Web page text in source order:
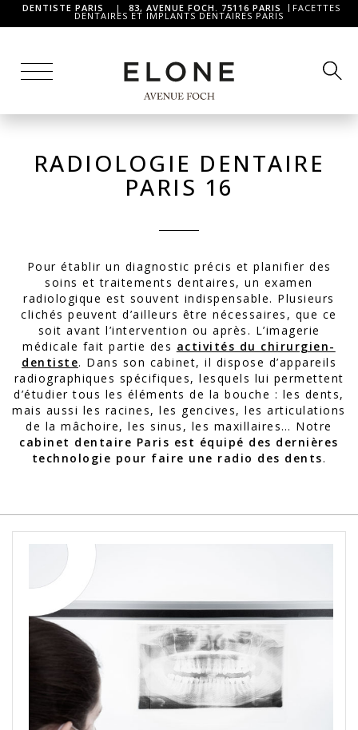
DENTISTE PARIS | 83, AVENUE FOCH. 75116 PARIS FACETTES
DENTAIRES ET IMPLANTS DENTAIRES PARIS
RADIOLOGIE DENTAIRE
PARIS 16
Pour établir un diagnostic précis et planifier des
soins et traitements dentaires, un examen
radiologique est souvent indispensable. Plusieurs
clichés peuvent d’ailleurs être nécessaires, que ce
soit avant l’intervention ou après. L’imagerie
médicale fait partie des activités du chirurgien-
dentiste. Dans son cabinet, il dispose d’appareils
radiographiques spécifiques, lesquels lui permettent
d’étudier tous les éléments de la bouche : les dents,
mais aussi les racines, les gencives, les articulations
de la mâchoire, les sinus, les maxillaires… Notre
cabinet dentaire Paris est équipé des dernières
technologie pour faire une radio des dents.